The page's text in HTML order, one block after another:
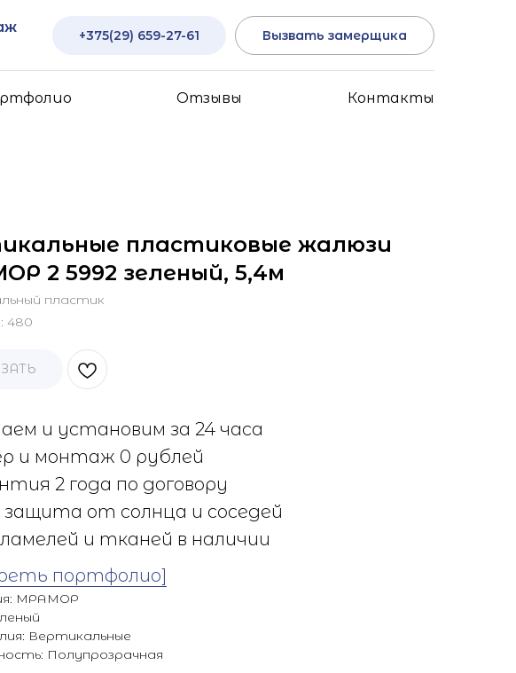
+375(29) 659-27-61 Вызвать замерщика
Отзывы Контакты
пластиковые жалюзи
2 5992 зеленый, 5,4м
пластик
480
и установим за 24 часа
и монтаж 0 рублей
2 года по договору
защита от солнца и соседей
ламелей и тканей в наличии
портфолио]
МРАМОР
Вертикальные
Полупрозрачная